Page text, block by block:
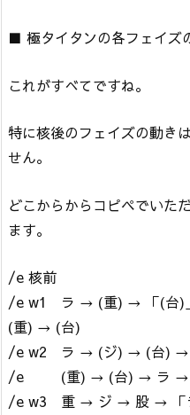
■ 極タイタンの各フェイズ
これがすべてですね。
特に核後のフェイズの動き
せん。
どこからからコピペでいた
ます。
/e 核前
/e w1 ラ → (重) → 「(台)
(重) → (台)
/e w2 ラ → (ジ) → (台) →
/e (重) → (台) → ラ → (
/e w3 重 → ジ → 股 → 「